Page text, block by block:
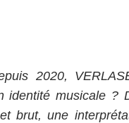
2020,
identité musicale ?
brut, une